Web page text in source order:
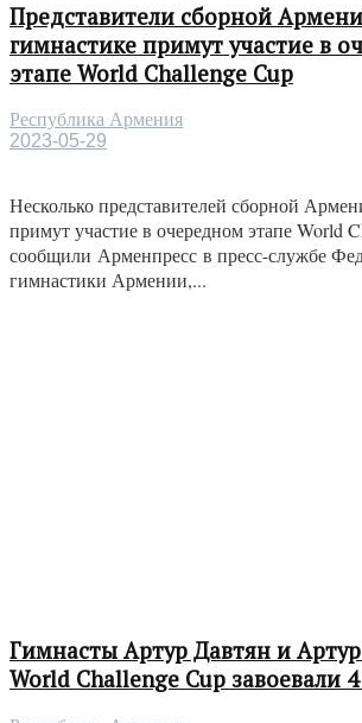
Представители сборной
гимнастике примут участие в
этапе World Challenge Cup
Республика Армения
2023-05-29
Несколько представителей сборной
примут участие в очередном этапе World
сообщили Арменпресс в пресс-службе
гимнастики Армении,...
Гимнасты Артур Давтян и
World Challenge Cup завоевали